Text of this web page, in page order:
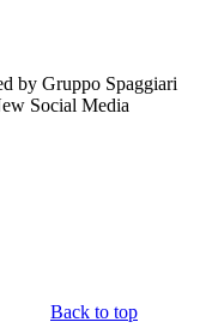
by Gruppo Spaggiari
Social Media
Back to top